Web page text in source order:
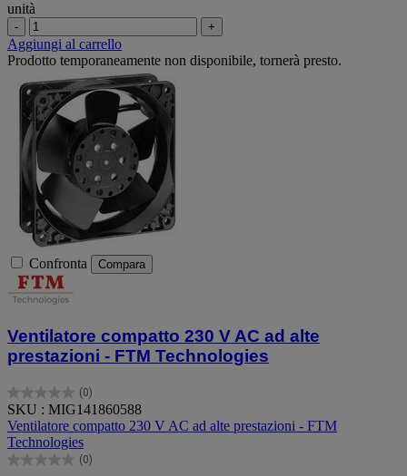
unità
- +
Aggiungi al carrello
Prodotto temporaneamente non disponibile, tornerà presto.
Confronta Compara
Ventilatore compatto 230 V AC ad alte
prestazioni - FTM Technologies
(0)
0.0
su
5
stelle.
SKU : MIG141860588
Ventilatore compatto 230 V AC ad alte prestazioni - FTM
Technologies
(0)
0.0